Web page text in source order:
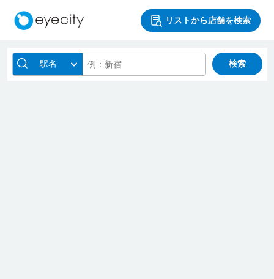
リストから店舗を検索
駅名 検索